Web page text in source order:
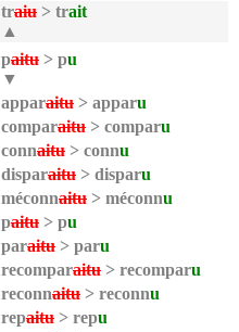
traiu > trait
▲
paitu > pu
▼
apparaitu > apparu
comparaitu > comparu
connaitu > connu
disparaitu > disparu
méconnaitu > méconnu
paitu > pu
paraitu > paru
recomparaitu > recomparu
reconnaitu > reconnu
repaitu > repu